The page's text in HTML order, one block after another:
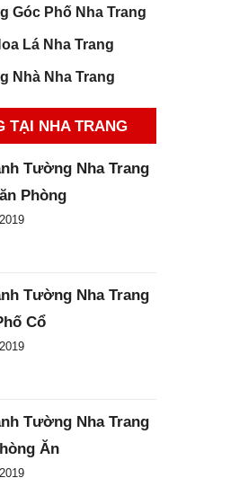
Góc Phố Nha Trang
Lá Nha Trang
Nhà Nha Trang
TẠI NHA TRANG
Tường Nha Trang
Phòng
Tường Nha Trang
Cổ
Tường Nha Trang
Ăn